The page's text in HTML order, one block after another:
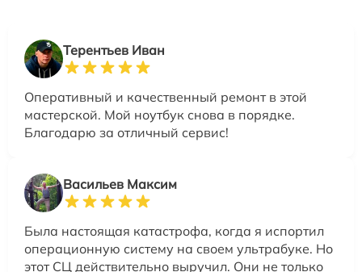
Терентьев Иван
Оперативный и качественный ремонт в этой
мастерской. Мой ноутбук снова в порядке.
Благодарю за отличный сервис!
Васильев Максим
Была настоящая катастрофа, когда я испортил
операционную систему на своем ультрабуке. Но
этот СЦ действительно выручил. Они не только